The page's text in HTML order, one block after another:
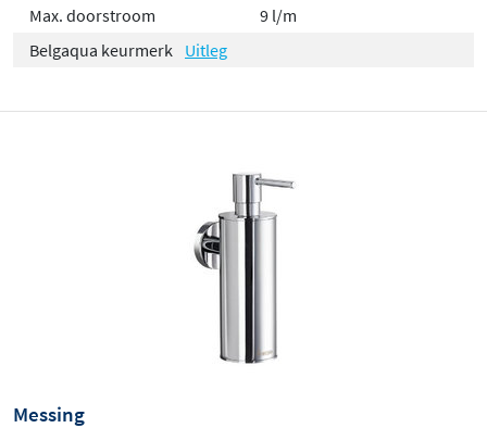
Max. doorstroom
9 l/m
Belgaqua keurmerk
Uitleg
Messing